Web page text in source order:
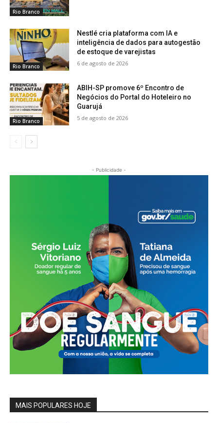
Rio Branco
Rio Branco
Nestlé cria plataforma com IA e
inteligência de dados para autogestão
de estoque de varejistas
6 de agosto de 2026
Rio Branco
ABIH-SP promove 6º Encontro de
Negócios do Portal do Hoteleiro no
Guarujá
5 de agosto de 2026
- Publicidade -
MAIS POPULARES HOJE